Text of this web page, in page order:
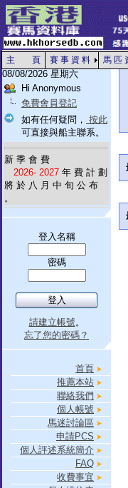
主 頁 賽 事 資 料 馬 匹
08/08/2026 星期六
Hi Anonymous
免費會員登記
如有任何疑問， 按此
可直接與船主聯系。
新 季 會 費
2026- 2027 年 費 計 劃
將 於 八 月 中 旬 公 布
。
登入名稱
密碼
請建立帳號。
忘了您的密碼？
首頁
推薦本站
聯絡我們
個人帳號
馬迷討論區
申請PCS
個人評述系統簡介
FAQ
收費事宜